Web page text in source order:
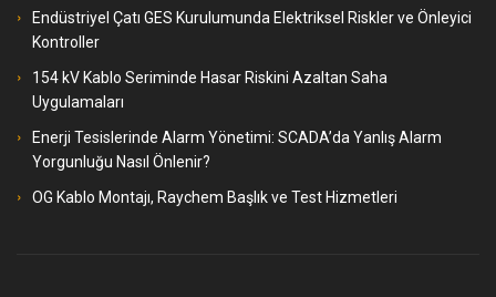
Endüstriyel Çatı GES Kurulumunda Elektriksel Riskler ve Önleyici
Kontroller
154 kV Kablo Seriminde Hasar Riskini Azaltan Saha
Uygulamaları
Enerji Tesislerinde Alarm Yönetimi: SCADA’da Yanlış Alarm
Yorgunluğu Nasıl Önlenir?
OG Kablo Montajı, Raychem Başlık ve Test Hizmetleri